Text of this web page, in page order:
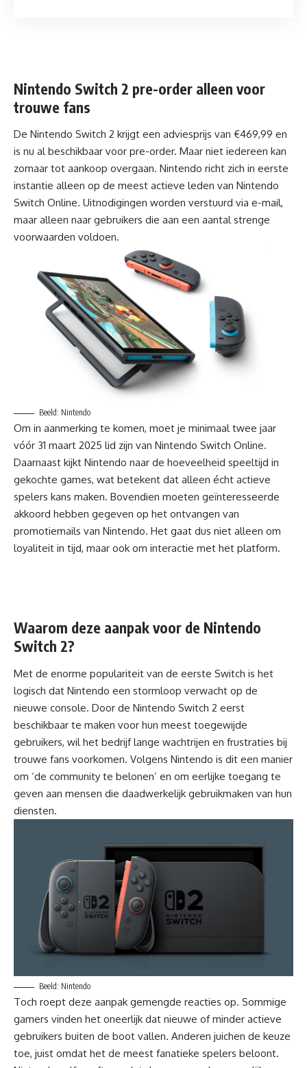
Nintendo Switch 2 pre-order alleen voor
trouwe fans
De Nintendo Switch 2 krijgt een adviesprijs van €469,99 en
is nu al beschikbaar voor pre-order. Maar niet iedereen kan
zomaar tot aankoop overgaan. Nintendo richt zich in eerste
instantie alleen op de meest actieve leden van Nintendo
Switch Online. Uitnodigingen worden verstuurd via e-mail,
maar alleen naar gebruikers die aan een aantal strenge
voorwaarden voldoen.
Beeld: Nintendo
Om in aanmerking te komen, moet je minimaal twee jaar
vóór 31 maart 2025 lid zijn van Nintendo Switch Online.
Daarnaast kijkt Nintendo naar de hoeveelheid speeltijd in
gekochte games, wat betekent dat alleen écht actieve
spelers kans maken. Bovendien moeten geïnteresseerde
akkoord hebben gegeven op het ontvangen van
promotiemails van Nintendo. Het gaat dus niet alleen om
loyaliteit in tijd, maar ook om interactie met het platform.
Waarom deze aanpak voor de Nintendo
Switch 2?
Met de enorme populariteit van de eerste Switch is het
logisch dat Nintendo een stormloop verwacht op de
nieuwe console. Door de Nintendo Switch 2 eerst
beschikbaar te maken voor hun meest toegewijde
gebruikers, wil het bedrijf lange wachtrijen en frustraties bij
trouwe fans voorkomen. Volgens Nintendo is dit een manier
om ‘de community te belonen’ en om eerlijke toegang te
geven aan mensen die daadwerkelijk gebruikmaken van hun
diensten.
Beeld: Nintendo
Toch roept deze aanpak gemengde reacties op. Sommige
gamers vinden het oneerlijk dat nieuwe of minder actieve
gebruikers buiten de boot vallen. Anderen juichen de keuze
toe, juist omdat het de meest fanatieke spelers beloont.